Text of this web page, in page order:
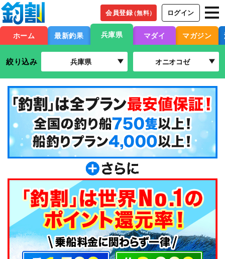
会員登録（無料） ログイン
ホーム 最新釣果 兵庫県 マダイ マガジン
絞り込み 兵庫県 オニオコゼ